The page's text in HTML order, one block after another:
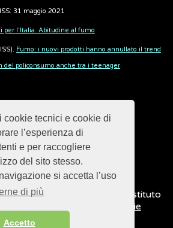
cookie tecnici e cookie di
l’esperienza di
e per raccogliere
del sito stesso.
si accetta l’uso
di più
Accetto
31 maggio 2021
per l'Italia. Abitudine al fumo
Fumo: i nuovi prodotti hanno annullato il trend
del policonsumo anche tra i teenager
2018
13 Maggio 2026
sviluppato e gestito dall’Istituto
Cookie